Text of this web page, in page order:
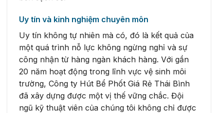
Uy tín và kinh nghiệm chuyên môn
Uy tín không tự nhiên mà có, đó là kết quả của
một quá trình nỗ lực không ngừng nghỉ và sự
công nhận từ hàng ngàn khách hàng. Với gần
20 năm hoạt động trong lĩnh vực vệ sinh môi
trường, Công ty Hút Bể Phốt Giá Rẻ Thái Bình
đã xây dựng được một vị thế vững chắc. Đội
ngũ kỹ thuật viên của chúng tôi không chỉ được